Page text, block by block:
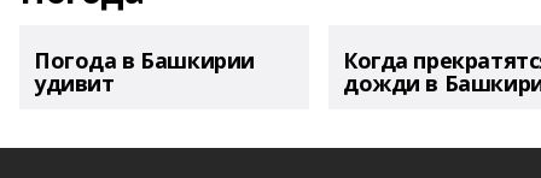
Погода в Башкирии
удивит
Когда
дожди в